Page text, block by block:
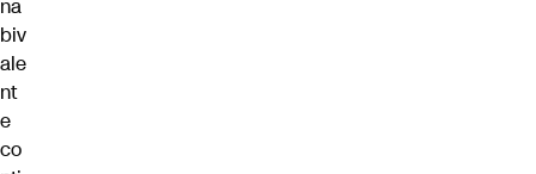
na
biv
ale
nt
e
co